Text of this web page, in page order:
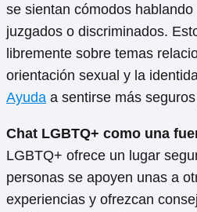
se sientan cómodos
juzgados o discriminados.
libremente sobre temas
orientación sexual y la
Ayuda a sentirse más
Chat LGBTQ+ como una
LGBTQ+ ofrece un lugar
personas se apoyen unas a
experiencias y ofrezcan